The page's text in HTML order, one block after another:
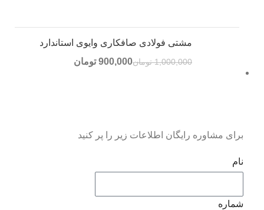
مشتی فولادی صافکاری وایوی استاندارد
1,000,000 تومان900,000 تومان
برای مشاوره رایگان اطلاعات زیر را پر کنید
نام
شماره